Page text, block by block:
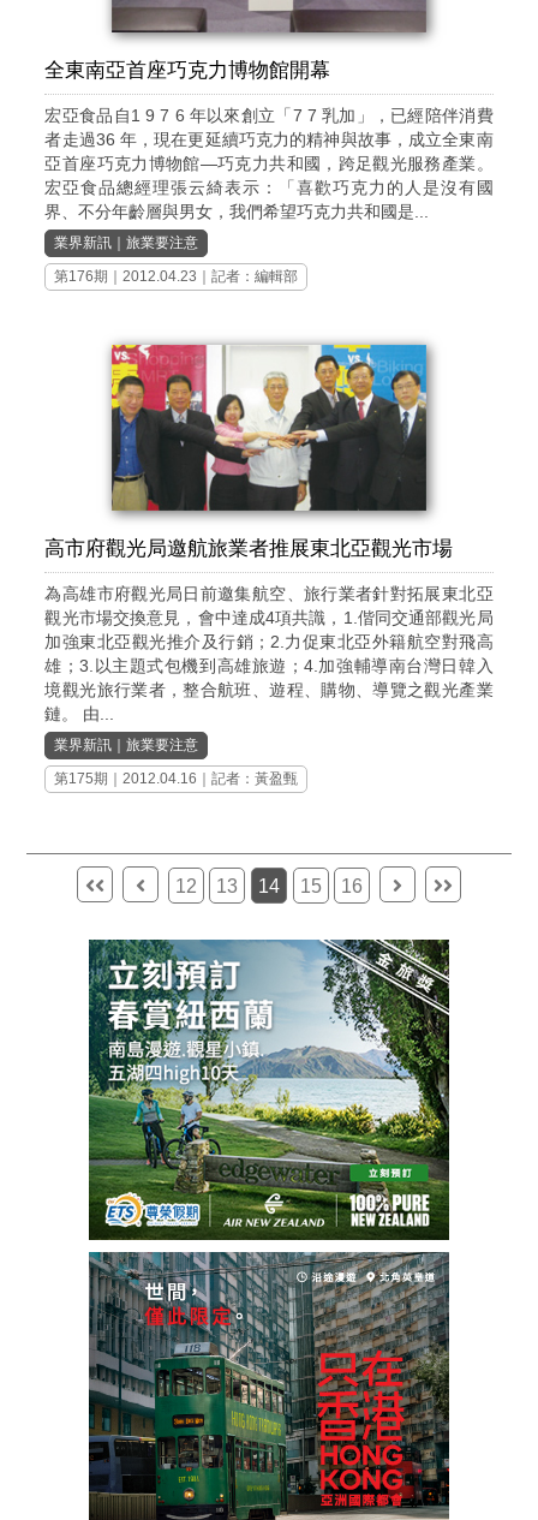
全東南亞首座巧克力博物館開幕
宏亞食品自1 9 7 6 年以來創立「7 7 乳加」，已經陪伴消費
者走過36 年，現在更延續巧克力的精神與故事，成立全東南
亞首座巧克力博物館—巧克力共和國，跨足觀光服務產業。
宏亞食品總經理張云綺表示：「喜歡巧克力的人是沒有國
界、不分年齡層與男女，我們希望巧克力共和國是...
業界新訊 ｜旅業要注意
第176期
｜2012.04.23｜記者：編輯部
高市府觀光局邀航旅業者推展東北亞觀光市場
為高雄市府觀光局日前邀集航空、旅行業者針對拓展東北亞
觀光市場交換意見，會中達成4項共識，1.偕同交通部觀光局
加強東北亞觀光推介及行銷；2.力促東北亞外籍航空對飛高
雄；3.以主題式包機到高雄旅遊；4.加強輔導南台灣日韓入
境觀光旅行業者，整合航班、遊程、購物、導覽之觀光產業
鏈。 由...
業界新訊 ｜旅業要注意
第175期
｜2012.04.16｜記者：黃盈甄
12 13 14 15 16